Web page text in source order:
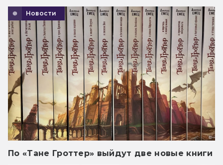
Новости
По «Тане Гроттер» выйдут две новые книги